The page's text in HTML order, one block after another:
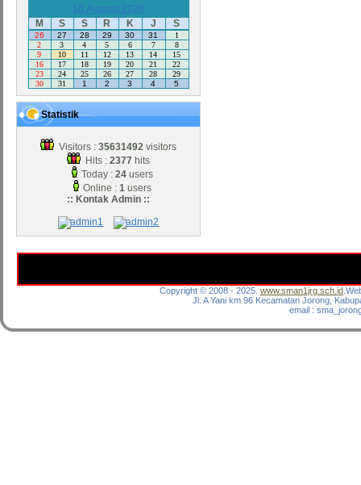
10 August 2026
M
S S R K J S
26 27 28 29 30 31
1
2
3 4 5 6 7
8
9
10 11 12 13 14
15
16
17 18 19 20 21
22
23
24 25 26 27 28
29
30
31 1 2 3 4 5
Statistik
Visitors : 35631492 visitors
Hits : 2377 hits
Today :24 users
Online :1 users
:: Kontak Admin ::
Copyright © 2008 - 2025. www.sman1jrg.sch.id
Jl. A Yani km 96 Kecamatan Jorong,
email :